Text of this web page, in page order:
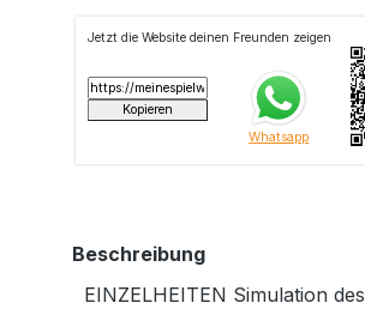
Beschreibung
EINZELHEITEN Simulation des